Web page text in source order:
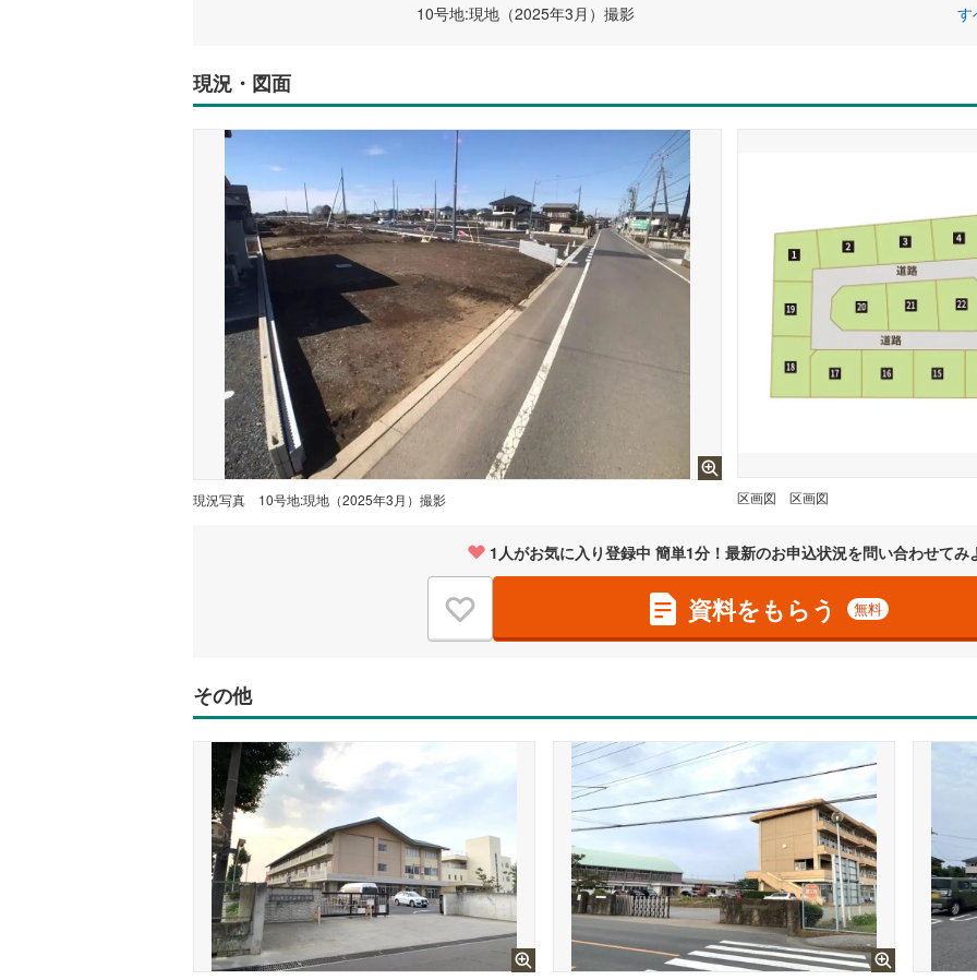
10号地:現地（2025年3月）撮影 す
現況・図面
現況写真 10号地:現地（2025年3月）撮影 区画図 区画図
1 人がお気に入り登録中 簡単1分！最新のお申込状況を問い合わせてみ
資料をもらう 無料
その他